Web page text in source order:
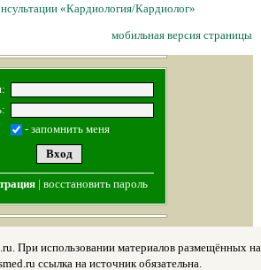
«Кардиология/Кардиолог»
мобильная версия страницы
- запомнить меня
| восстановить пароль
При использовании материалов размещённых на
ссылка на источник обязательна.